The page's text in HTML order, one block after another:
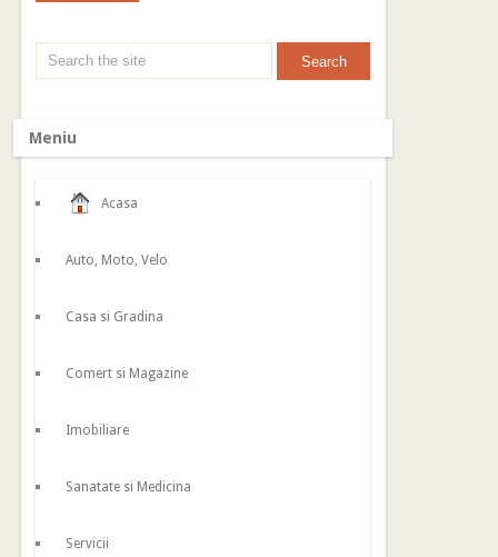
Meniu
Acasa
Auto, Moto, Velo
Casa si Gradina
Comert si Magazine
Imobiliare
Sanatate si Medicina
Servicii